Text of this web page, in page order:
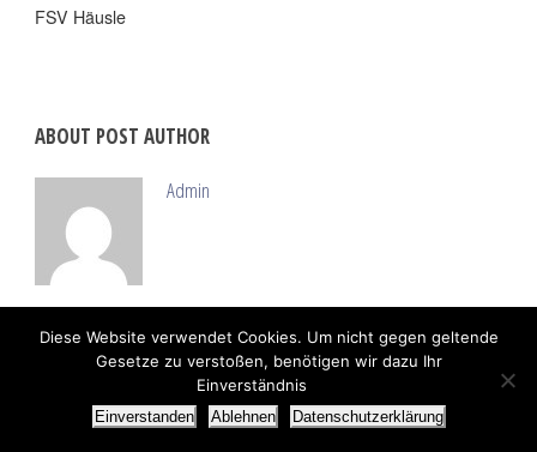
FSV Häusle
ABOUT POST AUTHOR
Admin
Diese Website verwendet Cookies. Um nicht gegen geltende
Gesetze zu verstoßen, benötigen wir dazu Ihr
Einverständnis
Einverstanden Ablehnen Datenschutzerklärung